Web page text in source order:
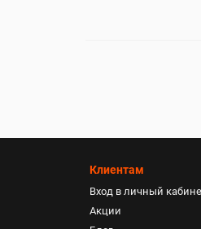
Клиентам
Вход в личный
Акции